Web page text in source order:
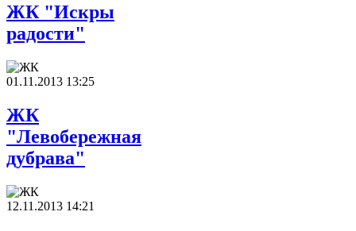
ЖК "Искры
радости"
01.11.2013 13:25
ЖК
"Левобережная
дубрава"
12.11.2013 14:21